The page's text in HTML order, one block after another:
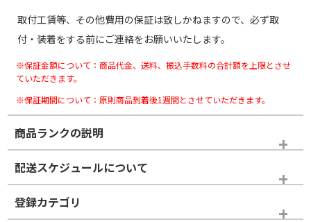
取付工賃等、その他費用の保証は致しかねますので、必ず取
付・装着をする前にご連絡をお願いいたします。
※保証金額について：商品代金、送料、振込手数料の合計額を上限とさせ
ていただきます。
※保証期間について：原則商品到着後1週間とさせていただきます。
商品ランクの説明
※商品ランクは出品者の主観により判断しておりますので、あら
かじめご了承ください。
ホイールランク
配送スケジュールについて
登録カテゴリ